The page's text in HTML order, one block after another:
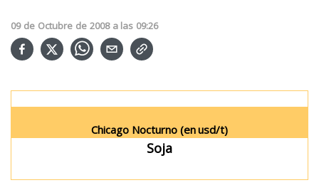
09 de Octubre de 2008 a las 09:26
Chicago Nocturno (enusd/t)
Soja